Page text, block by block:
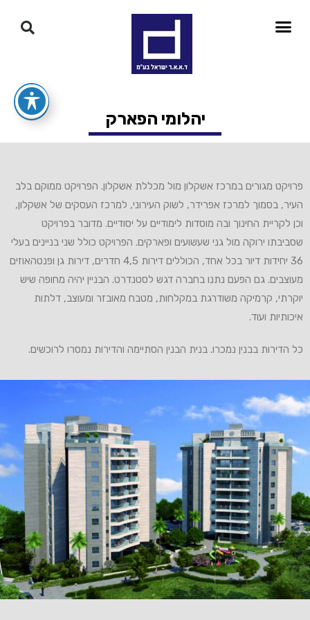
יהלומי הפארק
פרויקט מגורים במרכז אשקלון מול מכללת אשקלון. הפרויקט ממוקם בלב
העיר, בסמוך למרכז אפרידר, לשוק העירוני, למרכז העסקים של אשקלון,
וכן לקריית החינוך ובה מוסדות לימודיים על יסודיים. מדובר בפרויקט
שסביבתו ירוקה מול גני שעשועים ופארקים. הפרויקט כולל שני בניינים בעלי
36 יחידות דיור בכל אחד, הכוללים דירות 4,5 חדרים, דירות גן ופנטהאוזים
מעוצבים. גם הפעם נתנו בחברה דגש לסטנדרט. הבניין יהיה מחופה שיש
יוקרתי, קרמיקה משודרגת במקלחות, מטבח מאובזר ומעוצב, דלתות
איכותיות ועוד.
כל הדירות בבנין נמכרו. בנית הבנין הסתיימה והדירות נמסרו לרוכשים.